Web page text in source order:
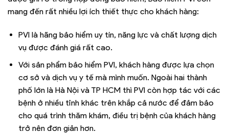
mang đến rất nhiều lợi ích thiết thực cho khách hàng:
PVI là hãng bảo hiểm uy tín, năng lực và chất lượng dịch
vụ được đánh giá rất cao.
Với sản phẩm bảo hiểm PVI, khách hàng được lựa chọn
cơ sở và dịch vụ y tế mà mình muốn. Ngoài hai thành
phố lớn là Hà Nội và TP HCM thì PVI còn hợp tác với các
bệnh ở nhiều tỉnh khác trên khắp cả nước để đảm bảo
cho quá trình thăm khám, điều trị bệnh của khách hàng
trở nên đơn giản hơn.